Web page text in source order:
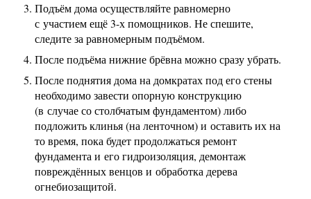
Подъём дома осуществляйте равномерно
с участием ещё 3-х помощников. Не спешите,
следите за равномерным подъёмом.
После подъёма нижние брёвна можно сразу убрать.
После поднятия дома на домкратах под его стены
необходимо завести опорную конструкцию
(в случае со столбчатым фундаментом) либо
подложить клинья (на ленточном) и оставить их на
то время, пока будет продолжаться ремонт
фундамента и его гидроизоляция, демонтаж
повреждённых венцов и обработка дерева
огнебиозащитой.